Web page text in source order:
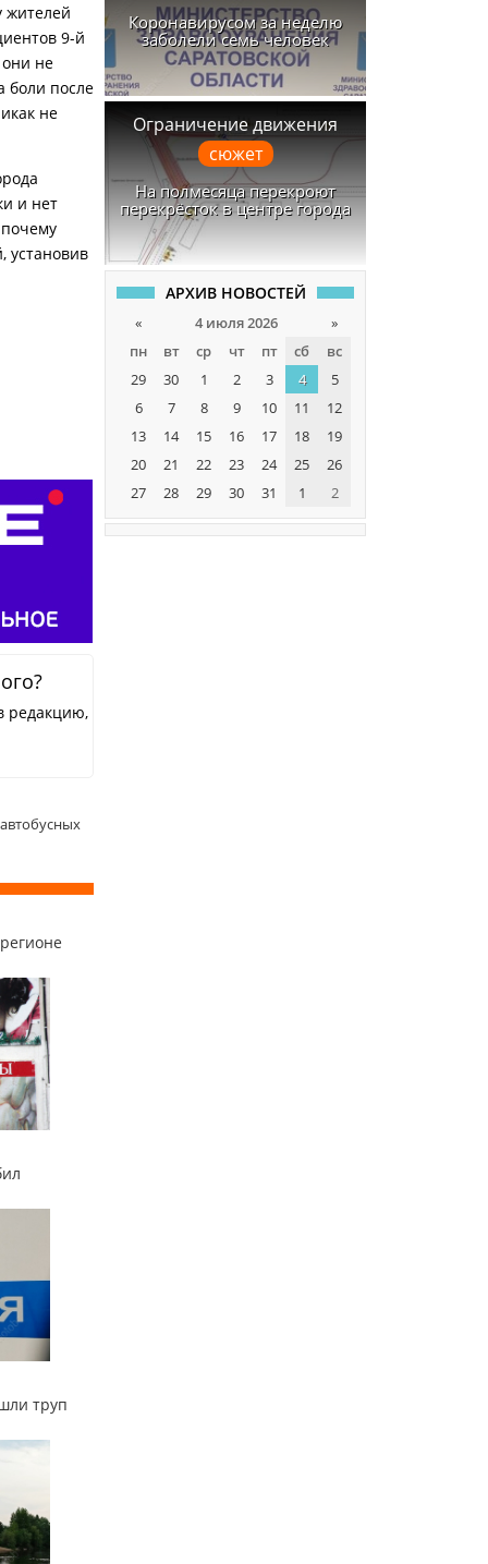
жителей
9-й
они не
боли после
не
и нет
установив
редакцию,
труп
Коронавирусом за неделю
заболели семь человек
Ограничение движения
сюжет
На полмесяца перекроют
перекрёсток в центре города
АРХИВ НОВОСТЕЙ
« 4 июля 2026
»
пн
вт ср чт пт сб
вс
29
30 1 2 3 4
5
6
7 8 9 10 11
12
13
14 15 16 17 18
19
20
21 22 23 24 25
26
27
28 29 30 31 1 2